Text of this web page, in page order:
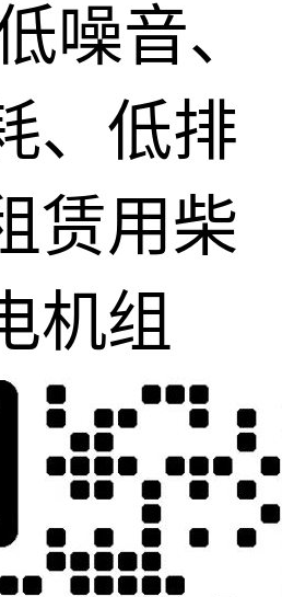
噪音、
、低排
赁用柴
机组